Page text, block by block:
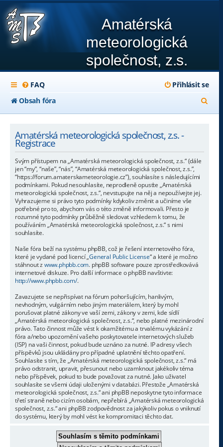
Amatérská
meteorologická
společnost, z.s.
FAQ
Přihlásit se
Obsah fóra
l
Amatérská meteorologická společnost, z.s. -
Registrace
Svým přístupem na „Amatérská meteorologická společnost, z.s.“ (dále
jen “my”, “naše”, “nás”, “Amatérská meteorologická společnost, z.s.”,
“https://forum.amaterskameteorologie.cz”), souhlasíte s následujícími
podmínkami. Pokud nesouhlasíte, neprodleně opusťte „Amatérská
meteorologická společnost, z.s.“, nevstupujte na něj a nepoužívejte jej.
Vyhrazujeme si právo tyto podmínky kdykoliv změnit a učiníme vše
potřebné pro to, abychom vás o této změně informovali. Přesto je
rozumné tyto podmínky průběžně sledovat vzhledem k tomu, že
používáním „Amatérská meteorologická společnost, z.s.“ s nimi
souhlasíte.
Naše fóra beží na systému phpBB, což je řešení internetového fóra,
které je vydané pod licencí „General Public License“ a které je možno
stáhnout z www.phpbb.com. phpBB software pouze zprostředkovává
internetové diskuze. Pro další informace o phpBB navštivte:
http://www.phpbb.com/.
Zavazujete se nepřispívat na fórum pohoršujícím, hanlivým,
nevhodným, vulgárním nebo jiným materiálem, který by mohl
porušovat platné zákony ve vaší zemi, zákony v zemi, kde sídlí
„Amatérská meteorologická společnost, z.s.“, nebo platné mezinárodní
právo. Tato činnost může vést k okamžitému a trvalému vykázání z
fóra a/nebo upozornění vašeho poskytovatele internetových služeb
(ISP) na vaši činnost, pokud bude uznáno za nutné. IP adresy všech
příspěvků jsou ukládány pro případné uplatnění těchto opatření.
Souhlasíte s tím, že „Amatérská meteorologická společnost, z.s.“ má
právo odstranit, upravit, přesunout nebo uzamknout jakékoliv téma
nebo příspěvek, pokud to bude považovat za nutné. Jako uživatel
souhlasíte se všemi údaji uloženými v databázi. Přestože „Amatérská
meteorologická společnost, z.s.“ ani phpBB neposkytne tyto informace
třetí straně nebo cizím osobám, nepřebírá „Amatérská meteorologická
společnost, z.s.“ ani phpBB zodpovědnost za jakýkoliv pokus o vniknutí
do systému, který by mohl vést ke kompromitaci těchto dat.